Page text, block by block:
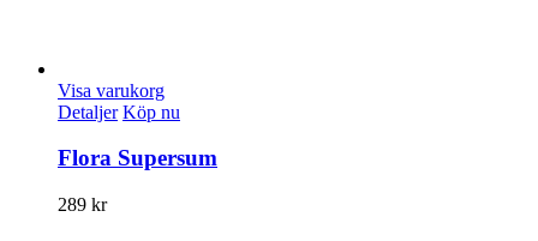
Visa varukorg
Detaljer Köp nu
Flora Supersum
289 kr